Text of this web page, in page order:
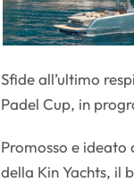
Sfide all’ultimo
Padel Cup, in
Promosso e
della Kin Yachts, il